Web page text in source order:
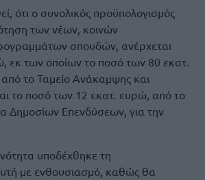
ότι ο συνολικός προϋπολογισμός
των νέων, κοινών
σπουδών, ανέρχεται
εκ των οποίων το ποσό των 80 εκατ.
το Ταμείο Ανάκαμψης και
το ποσό των 12 εκατ. ευρώ, από το
Δημοσίων Επενδύσεων, για την
υποδέχθηκε τη
με ενθουσιασμό, καθώς θα